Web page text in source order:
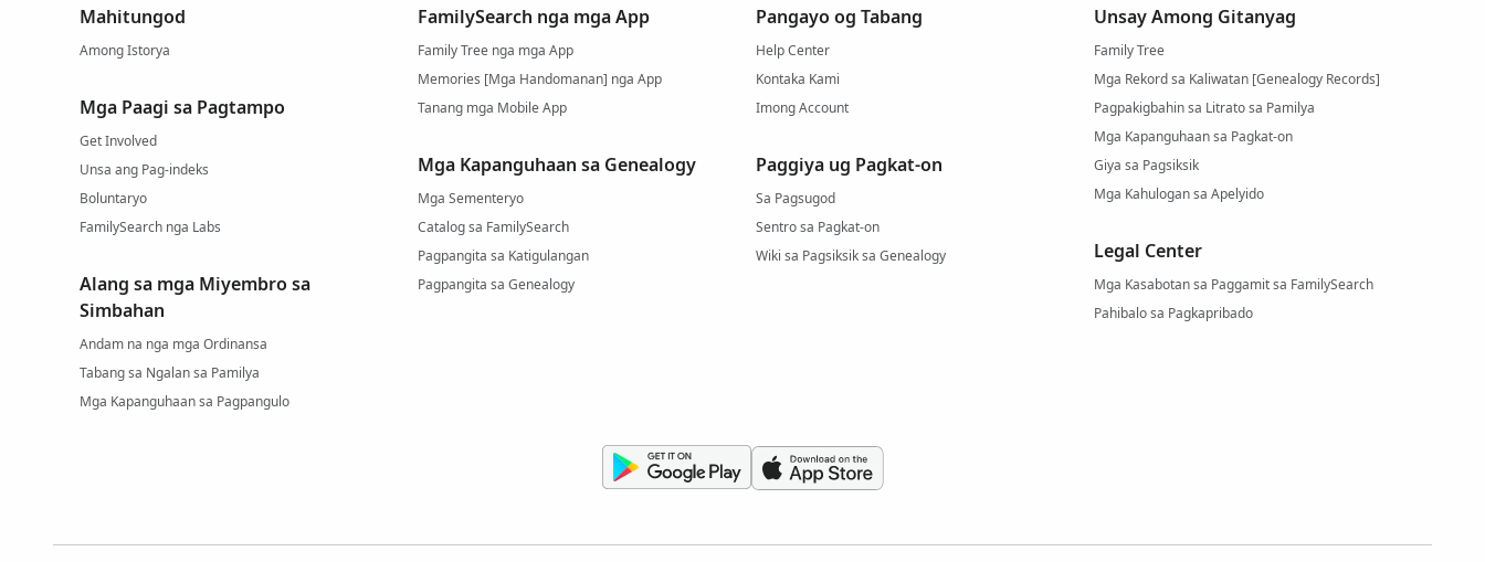
Mahitungod
Among Istorya
Mga Paagi sa Pagtampo
Get Involved
Unsa ang Pag-indeks
Boluntaryo
FamilySearch nga Labs
Alang sa mga Miyembro sa
Simbahan
Andam na nga mga Ordinansa
Tabang sa Ngalan sa Pamilya
Mga Kapanguhaan sa Pagpangulo
FamilySearch nga mga App
Family Tree nga mga App
Memories [Mga Handomanan] nga App
Tanang mga Mobile App
Mga Kapanguhaan sa Genealogy
Mga Sementeryo
Catalog sa FamilySearch
Pagpangita sa Katigulangan
Pagpangita sa Genealogy
Pangayo og Tabang
Help Center
Kontaka Kami
Imong Account
Paggiya ug Pagkat-on
Sa Pagsugod
Sentro sa Pagkat-on
Wiki sa Pagsiksik sa Genealogy
Unsay Among Gitanyag
Family Tree
Mga Rekord sa Kaliwatan [Genealogy Records]
Pagpakigbahin sa Litrato sa Pamilya
Mga Kapanguhaan sa Pagkat-on
Giya sa Pagsiksik
Mga Kahulogan sa Apelyido
Legal Center
Mga Kasabotan sa Paggamit sa FamilySearch
Pahibalo sa Pagkapribado